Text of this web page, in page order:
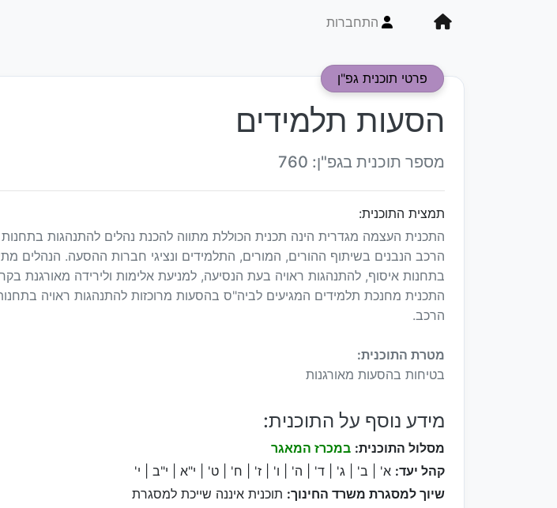
התחברות
פרטי תוכנית גפ"ן
הסעות תלמידים
מספר תוכנית בגפ"ן: 760
תמצית התוכנית:
התכנית העצמה מגדרית הינה תכנית הכוללת מתווה להכנת נהלים להתנהגות
הרכב הנבנים בשיתוף ההורים, המורים, התלמידים ונציגי חברות ההסעה. הנהלים
בתחנות איסוף, להתנהגות ראויה בעת הנסיעה, למניעת אלימות ולירידה מאורגנת
התכנית מחנכת תלמידים המגיעים לביה"ס בהסעות מרוכזות להתנהגות ראויה
הרכב.
מטרת התוכנית:
בטיחות בהסעות מאורגנות
מידע נוסף על התוכנית:
מסלול התוכנית: במכרז המאגר
קהל יעד: א' | ב' | ג' | ד' | ה' | ו' | ז' | ח' | ט' | י"א | י"ב | י'
שיוך למסגרת משרד החינוך: תוכנית איננה שייכת למסגרת